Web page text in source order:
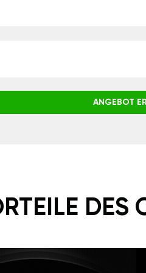
ANGEBOT
DES